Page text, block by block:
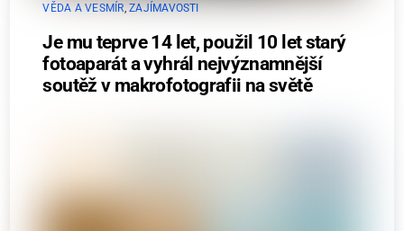
VĚDA A VESMÍR,ZAJÍMAVOSTI
Je mu teprve 14 let, použil 10 let starý
fotoaparát a vyhrál nejvýznamnější
soutěž v makrofotografii na světě